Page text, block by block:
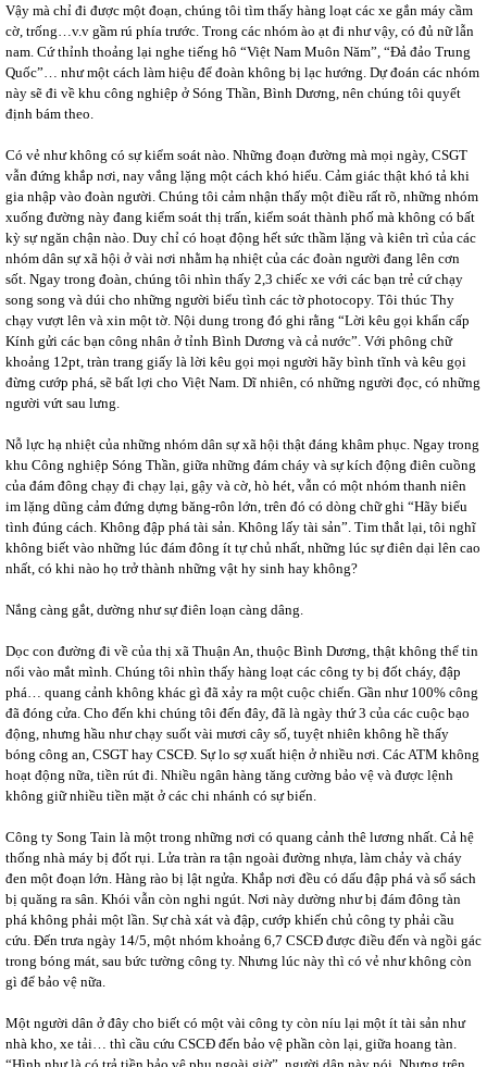
Vậy mà chỉ đi được một đoạn, chúng tôi tìm thấy hàng loạt các xe gắn máy cầm
cờ, trống…v.v gầm rú phía trước. Trong các nhóm ào ạt đi như vậy, có đủ nữ lẫn
nam. Cứ thỉnh thoảng lại nghe tiếng hô “Việt Nam Muôn Năm”, “Đả đảo Trung
Quốc”… như một cách làm hiệu để đoàn không bị lạc hướng. Dự đoán các nhóm
này sẽ đi về khu công nghiệp ở Sóng Thần, Bình Dương, nên chúng tôi quyết
định bám theo.
Có vẻ như không có sự kiểm soát nào. Những đoạn đường mà mọi ngày, CSGT
vẫn đứng khắp nơi, nay vắng lặng một cách khó hiểu. Cảm giác thật khó tả khi
gia nhập vào đoàn người. Chúng tôi cảm nhận thấy một điều rất rõ, những nhóm
xuống đường này đang kiểm soát thị trấn, kiểm soát thành phố mà không có bất
kỳ sự ngăn chận nào. Duy chỉ có hoạt động hết sức thầm lặng và kiên trì của các
nhóm dân sự xã hội ở vài nơi nhằm hạ nhiệt của các đoàn người đang lên cơn
sốt. Ngay trong đoàn, chúng tôi nhìn thấy 2,3 chiếc xe với các bạn trẻ cứ chạy
song song và dúi cho những người biểu tình các tờ photocopy. Tôi thúc Thy
chạy vượt lên và xin một tờ. Nội dung trong đó ghi rằng “Lời kêu gọi khẩn cấp
Kính gửi các bạn công nhân ở tỉnh Bình Dương và cả nước”. Với phông chữ
khoảng 12pt, tràn trang giấy là lời kêu gọi mọi người hãy bình tĩnh và kêu gọi
đừng cướp phá, sẽ bất lợi cho Việt Nam. Dĩ nhiên, có những người đọc, có những
người vứt sau lưng.
Nỗ lực hạ nhiệt của những nhóm dân sự xã hội thật đáng khâm phục. Ngay trong
khu Công nghiệp Sóng Thần, giữa những đám cháy và sự kích động điên cuồng
của đám đông chạy đi chạy lại, gậy và cờ, hò hét, vẫn có một nhóm thanh niên
im lặng dũng cảm đứng dựng băng-rôn lớn, trên đó có dòng chữ ghi “Hãy biểu
tình đúng cách. Không đập phá tài sản. Không lấy tài sản”. Tim thắt lại, tôi nghĩ
không biết vào những lúc đám đông ít tự chủ nhất, những lúc sự điên dại lên cao
nhất, có khi nào họ trở thành những vật hy sinh hay không?
Nắng càng gắt, dường như sự điên loạn càng dâng.
Dọc con đường đi về của thị xã Thuận An, thuộc Bình Dương, thật không thể tin
nổi vào mắt mình. Chúng tôi nhìn thấy hàng loạt các công ty bị đốt cháy, đập
phá… quang cảnh không khác gì đã xảy ra một cuộc chiến. Gần như 100% công
đã đóng cửa. Cho đến khi chúng tôi đến đây, đã là ngày thứ 3 của các cuộc bạo
động, nhưng hầu như chạy suốt vài mươi cây số, tuyệt nhiên không hề thấy
bóng công an, CSGT hay CSCĐ. Sự lo sợ xuất hiện ở nhiều nơi. Các ATM không
hoạt động nữa, tiền rút đi. Nhiều ngân hàng tăng cường bảo vệ và được lệnh
không giữ nhiều tiền mặt ở các chi nhánh có sự biến.
Công ty Song Tain là một trong những nơi có quang cảnh thê lương nhất. Cả hệ
thống nhà máy bị đốt rụi. Lửa tràn ra tận ngoài đường nhựa, làm chảy và cháy
đen một đoạn lớn. Hàng rào bị lật ngửa. Khắp nơi đều có dấu đập phá và sổ sách
bị quăng ra sân. Khói vẫn còn nghi ngút. Nơi này dường như bị đám đông tàn
phá không phải một lần. Sự chà xát và đập, cướp khiến chủ công ty phải cầu
cứu. Đến trưa ngày 14/5, một nhóm khoảng 6,7 CSCĐ được điều đến và ngồi gác
trong bóng mát, sau bức tường công ty. Nhưng lúc này thì có vẻ như không còn
gì để bảo vệ nữa.
Một người dân ở đây cho biết có một vài công ty còn níu lại một ít tài sản như
nhà kho, xe tải… thì cầu cứu CSCĐ đến bảo vệ phần còn lại, giữa hoang tàn.